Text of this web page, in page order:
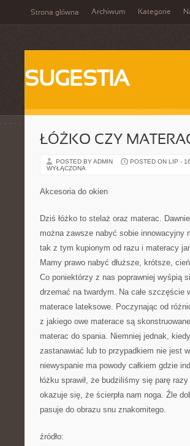
Strona główna Archiwum Kategorie
SUGESTIA
ŁÓŻKO CZY
POSTED BY ADMIN POSTED ON LIP -
WYŁĄCZONA
Akcesoria do okien
Dziś łóżko to stelaż oraz materac.
można zawsze nabyć sobie
tak z tym kupionym od razu i materacy
Mamy prawo nabyć dłuższe, krótsze,
Co poniektórzy z nas poprawniej wyśpią
drzemać na twardym. Na całe
materace lateksowe. Poczynając od
z jakiego owe materace są
materac do spania. Niemniej jednak,
zastanawiać lub to przypadkiem nie jest
niewyspanie ma powody całkiem gdzie
łóżku sprawił, że budziliśmy się parę
okazuje się, że ścierpła nam noga. Źle
pasuje do obrazu snu znakomitego.
źródło: